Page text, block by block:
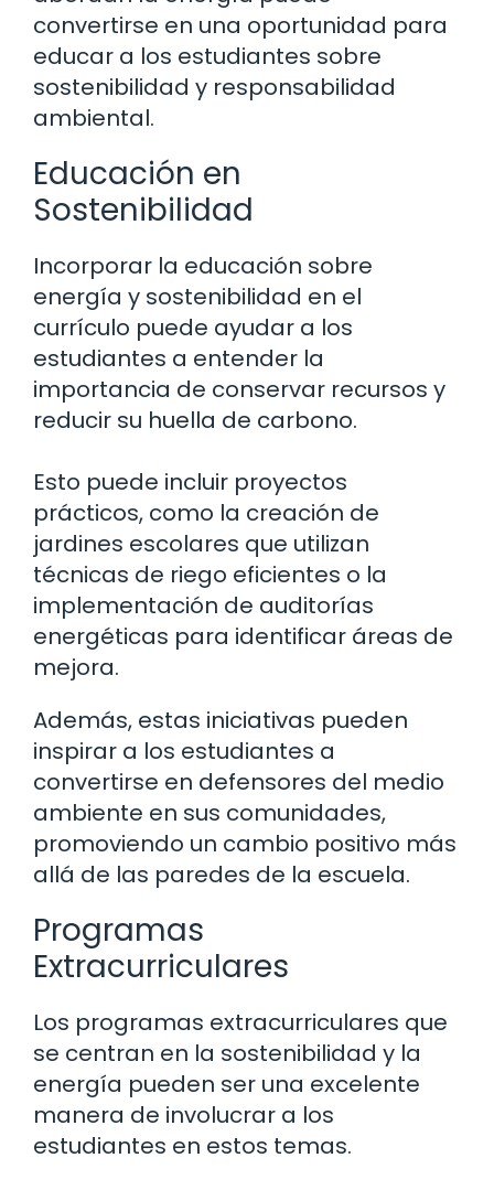
convertirse en una oportunidad para
educar a los estudiantes sobre
sostenibilidad y responsabilidad
ambiental.
Educación en
Sostenibilidad
Incorporar la educación sobre
energía y sostenibilidad en el
currículo puede ayudar a los
estudiantes a entender la
importancia de conservar recursos y
reducir su huella de carbono.
Esto puede incluir proyectos
prácticos, como la creación de
jardines escolares que utilizan
técnicas de riego eficientes o la
implementación de auditorías
energéticas para identificar áreas de
mejora.
Además, estas iniciativas pueden
inspirar a los estudiantes a
convertirse en defensores del medio
ambiente en sus comunidades,
promoviendo un cambio positivo más
allá de las paredes de la escuela.
Programas
Extracurriculares
Los programas extracurriculares que
se centran en la sostenibilidad y la
energía pueden ser una excelente
manera de involucrar a los
estudiantes en estos temas.